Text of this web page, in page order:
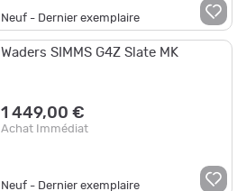
Neuf - Dernier exemplaire
Waders SIMMS G4Z Slate MK
1 449,00 €
Achat Immédiat
Neuf - Dernier exemplaire